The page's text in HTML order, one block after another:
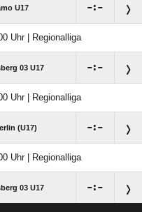
U17 :
Uhr | Regionalliga
03 U17 :
Uhr | Regionalliga
(U17) :
Uhr | Regionalliga
03 U17 :